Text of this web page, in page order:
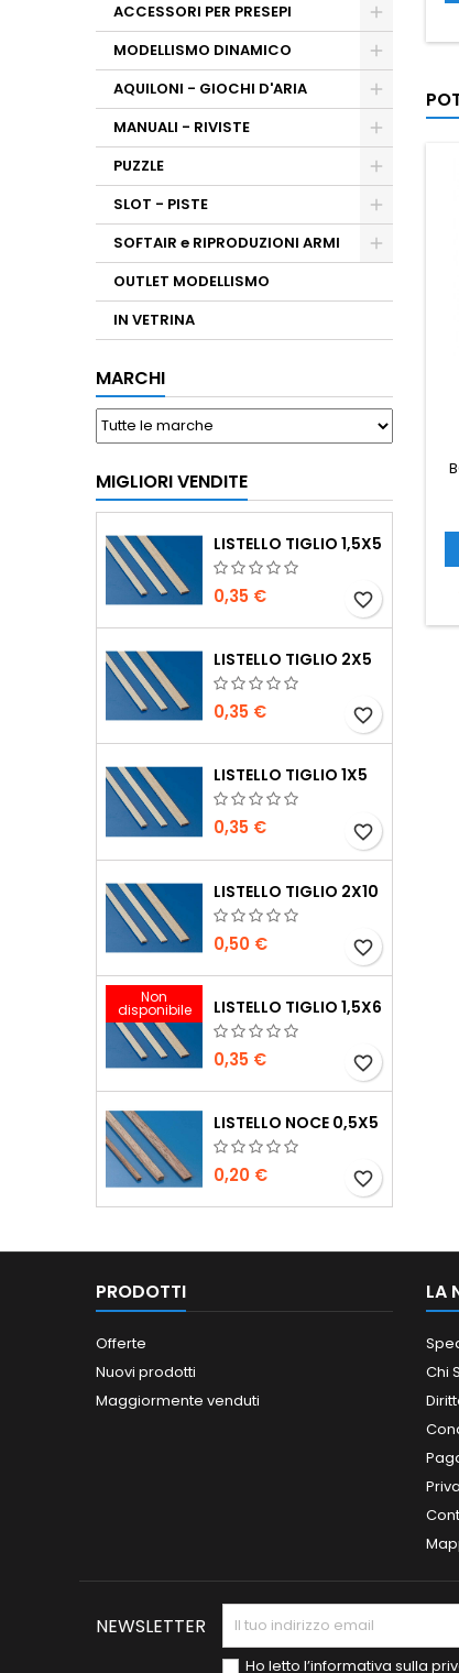
ACCESSORI PER PRESEPI
MODELLISMO DINAMICO
AQUILONI - GIOCHI D'ARIA
MANUALI - RIVISTE
PUZZLE
SLOT - PISTE
SOFTAIR e RIPRODUZIONI ARMI
OUTLET MODELLISMO
IN VETRINA
MARCHI
MIGLIORI VENDITE
LISTELLO TIGLIO 1,5X5
0,35 € favorite_border
LISTELLO TIGLIO 2X5
0,35 € favorite_border
LISTELLO TIGLIO 1X5
0,35 € favorite_border
LISTELLO TIGLIO 2X10
0,50 € favorite_border
Non
disponibile LISTELLO TIGLIO 1,5X6
0,35 € favorite_border
LISTELLO NOCE 0,5X5
0,20 € favorite_border
PRODOTTI
Offerte
Nuovi prodotti
Maggiormente venduti
LA
Chi
NEWSLETTER
Ho letto l’informativa sulla